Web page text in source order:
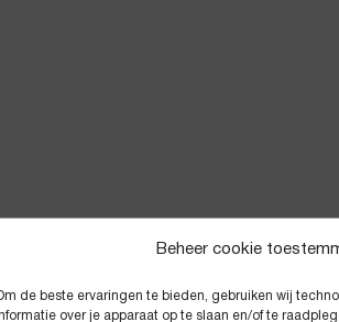
Beheer cookie
de beste ervaringen te bieden, gebruiken wij
over je apparaat op te slaan en/of te
Anderen